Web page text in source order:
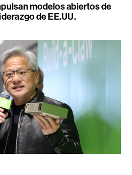
modelos abiertos de
de EE.UU.